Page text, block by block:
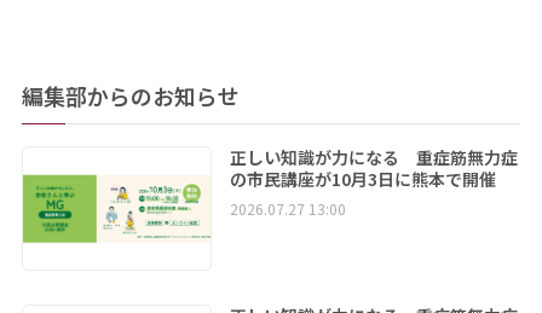
編集部からのお知らせ
正しい知識が力になる 重症筋無力症
の市民講座が10月3日に熊本で開催
2026.07.27 13:00